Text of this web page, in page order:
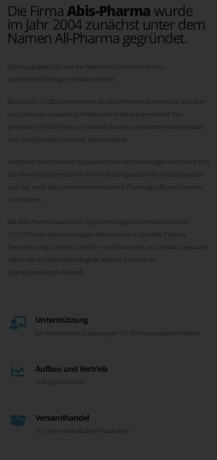
Die Firma Abis-Pharma wurde
im Jahr 2004 zunächst unter dem
Namen All-Pharma gegründet.
Das Hauptgeschäft war der Reimport und Vertrieb von
apothekenpflichtigen Medikamenten.
Bis zum 31.12.2018 importierte die Abis Pharma Arzneimittel aus dem
europäischen Ausland, konfektionierte Sie entsprechend den
geltenden Vorschriften und vetrieb Sie als zugelassener Reimporteur
und Großhändler innerhalb Deutschlands.
Aufgrund zunehmender regulatorischer Anforderungen entschied sich
der ehemalige Eigentümer die Herstellungserlaubnis zurückzugeben
und nur noch den Unternehmensbereich Pharmagroßhandel weiter
zu forcieren.
Die Abis Pharma wurde im Zuge eines Eigentümerwechsels zum
1.07.2019 von den ehemaligen Mitarbeitern in die Abis Pharma
Dienstleistungs GmbH überführt und fokussiert seit diesem Zeitpunkt
neben der Großhandelstätigkeit weitere Projekte im
pharmazeutischen Bereich.
Unterstützung
bei Arzneimittel-Zulassungen für den europäischen Raum
Aufbau und Vertrieb
von Eigenmarken
Versandhandel
von frei verkäuflichen Produkten